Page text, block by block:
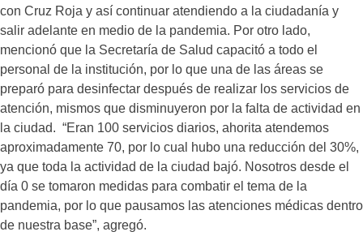
con Cruz Roja y así continuar atendiendo a la ciudadanía y
salir adelante en medio de la pandemia. Por otro lado,
mencionó que la Secretaría de Salud capacitó a todo el
personal de la institución, por lo que una de las áreas se
preparó para desinfectar después de realizar los servicios de
atención, mismos que disminuyeron por la falta de actividad en
la ciudad. “Eran 100 servicios diarios, ahorita atendemos
aproximadamente 70, por lo cual hubo una reducción del 30%,
ya que toda la actividad de la ciudad bajó. Nosotros desde el
día 0 se tomaron medidas para combatir el tema de la
pandemia, por lo que pausamos las atenciones médicas dentro
de nuestra base”, agregó.